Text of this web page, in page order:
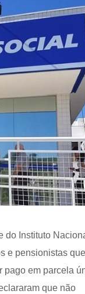
do Instituto
e pensionistas
pago em parcela
que não